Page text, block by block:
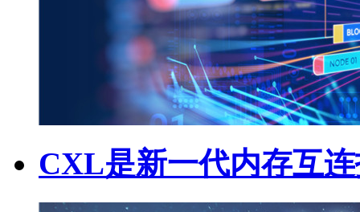
CXL是新一代内存互